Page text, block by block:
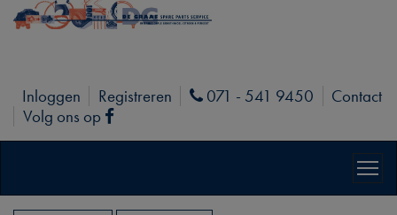
Inloggen Registreren Phone
071 - 541 9450
Contact
Volg ons op
Facebook